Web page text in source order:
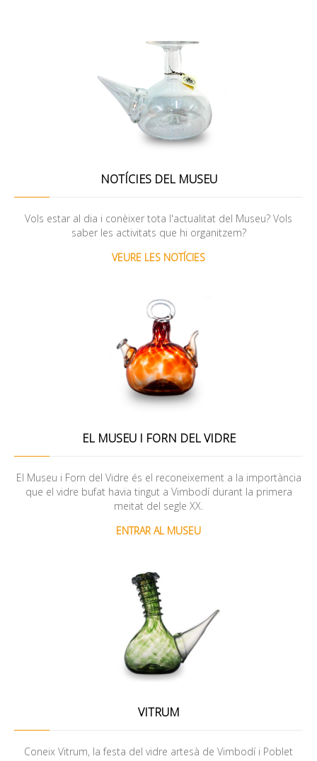
NOTÍCIES DEL MUSEU
Vols estar al dia i conèixer tota l'actualitat del Museu? Vols
saber les activitats que hi organitzem?
VEURE LES NOTÍCIES
EL MUSEU I FORN DEL VIDRE
El Museu i Forn del Vidre és el reconeixement a la importància
que el vidre bufat havia tingut a Vimbodí durant la primera
meitat del segle XX.
ENTRAR AL MUSEU
VITRUM
Coneix Vitrum, la festa del vidre artesà de Vimbodí i Poblet